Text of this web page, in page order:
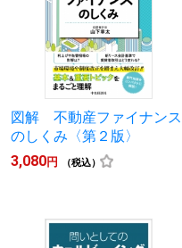
図解 不動産ファイナンス
のしくみ〈第２版〉
3,080円 （税込）